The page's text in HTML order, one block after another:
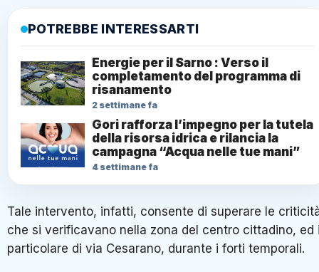
POTREBBE INTERESSARTI
Energie per il Sarno : Verso il
completamento del programma di
risanamento
2 settimane fa
Gori rafforza l’impegno per la tutela
della risorsa idrica e rilancia la
campagna “Acqua nelle tue mani”
4 settimane fa
Tale intervento, infatti, consente di superare le
che si verificavano nella zona del centro cittadino, ed
particolare di via Cesarano, durante i forti temporali.